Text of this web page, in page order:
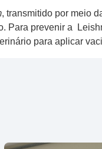
, transmitido por meio
Para prevenir a
para aplicar